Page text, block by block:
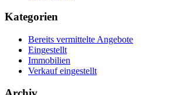
Kategorien
Bereits vermittelte Angebote
Eingestellt
Immobilien
Verkauf eingestellt